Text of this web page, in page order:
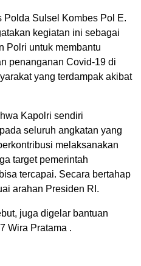
Polda Sulsel Kombes Pol E.
kegiatan ini sebagai
Polri untuk membantu
penanganan Covid-19 di
yang terdampak akibat
Kapolri sendiri
seluruh angkatan yang
melaksanakan
target pemerintah
tercapai. Secara bertahap
arahan Presiden RI.
juga digelar bantuan
Wira Pratama .